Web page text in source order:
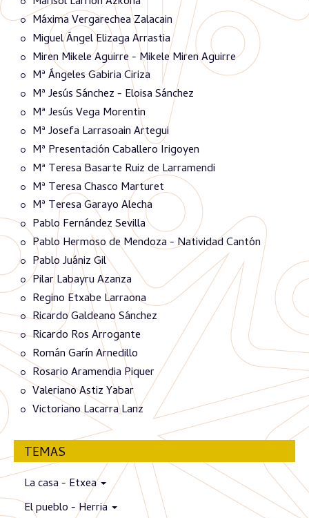
Máxima Vergarechea Zalacain
Miguel Ángel Elizaga Arrastia
Miren Mikele Aguirre - Mikele Miren Aguirre
Mª Ángeles Gabiria Ciriza
Mª Jesús Sánchez - Eloisa Sánchez
Mª Jesús Vega Morentin
Mª Josefa Larrasoain Artegui
Mª Presentación Caballero Irigoyen
Mª Teresa Basarte Ruiz de Larramendi
Mª Teresa Chasco Marturet
Mª Teresa Garayo Alecha
Pablo Fernández Sevilla
Pablo Hermoso de Mendoza - Natividad Cantón
Pablo Juániz Gil
Pilar Labayru Azanza
Regino Etxabe Larraona
Ricardo Galdeano Sánchez
Ricardo Ros Arrogante
Román Garín Arnedillo
Rosario Aramendia Piquer
Valeriano Astiz Yabar
Victoriano Lacarra Lanz
TEMAS
La casa - Etxea
El pueblo - Herria